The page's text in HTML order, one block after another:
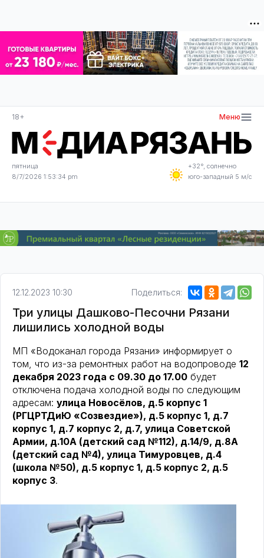
18+ Меню
пятница
8/7/2026 1:53:34 pm
+32°, солнечно
юго-западный 5 м/с
12.12.2023 10:30 Поделиться:
Три улицы Дашково-Песочни Рязани
лишились холодной воды
МП «Водоканал города Рязани» информирует о
том, что из-за ремонтных работ на водопроводе 12
декабря 2023 года с 09.30 до 17.00 будет
отключена подача холодной воды по следующим
адресам: улица Новосёлов, д.5 корпус 1
(РГЦРТДиЮ «Созвездие»), д.5 корпус 1, д.7
корпус 1, д.7 корпус 2, д.7, улица Советской
Армии, д.10А (детский сад №112), д.14/9, д.8А
(детский сад №4), улица Тимуровцев, д.4
(школа №50), д.5 корпус 1, д.5 корпус 2, д.5
корпус 3.